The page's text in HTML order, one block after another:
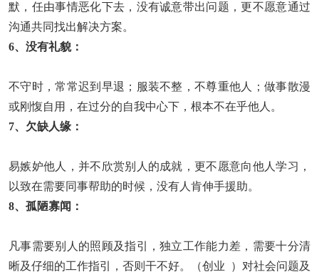
默，任由事情恶化下去，没有诚意带出问题，更不愿意通过
沟通共同找出解决方案。
6、没有礼貌：
不守时，常常迟到早退；服装不整，不尊重他人；做事散漫
或刚愎自用，在过分的自我中心下，根本不在乎他人。
7、欠缺人缘：
易嫉妒他人，并不欣赏别人的成就，更不愿意向他人学习，
以致在需要同事帮助的时候，没有人肯伸手援助。
8、孤陋寡闻：
凡事需要别人的照顾及指引，独立工作能力差，需要十分清
晰及仔细的工作指引，否则干不好。（创业 ）对社会问题及